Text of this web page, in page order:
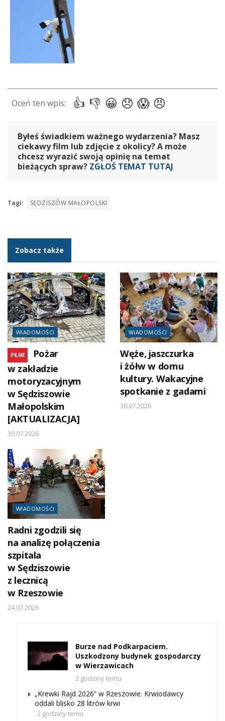
Byłeś świadkiem ważnego wydarzenia? Masz
ciekawy film lub zdjęcie z okolicy? A może
chcesz wyrazić swoją opinię na temat
bieżących spraw? ZGŁOŚ TEMAT TUTAJ
Tagi: SĘDZISZÓW MAŁOPOLSKI
Zobacz także
WIADOMOŚCI
PILNE
Pożar
w zakładzie
motoryzacyjnym
w Sędziszowie
Małopolskim
[AKTUALIZACJA]
30.07.2026
WIADOMOŚCI
Węże, jaszczurka
i żółw w domu
kultury. Wakacyjne
spotkanie z gadami
30.07.2026
WIADOMOŚCI
Radni zgodzili się
na analizę połączenia
szpitala
w Sędziszowie
z lecznicą
w Rzeszowie
24.07.2026
Burze nad Podkarpaciem.
Uszkodzony budynek gospodarczy
w Wierzawicach
2 godziny temu
„Krewki Rajd 2026” w Rzeszowie. Krwiodawcy
oddali blisko 28 litrów krwi
2 godziny temu